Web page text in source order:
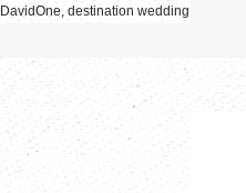
DavidOne, destination wedding